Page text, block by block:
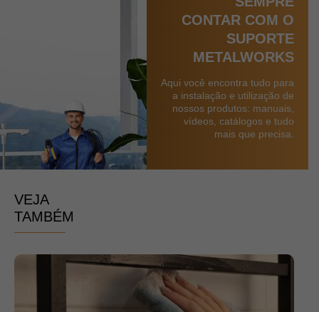
CONTAR COM O
SUPORTE
METALWORKS
Aqui você encontra tudo para
a instalação e utilização de
nossos produtos: manuais,
vídeos, catálogos e tudo
mais que precisa.
VEJA
TAMBÉM